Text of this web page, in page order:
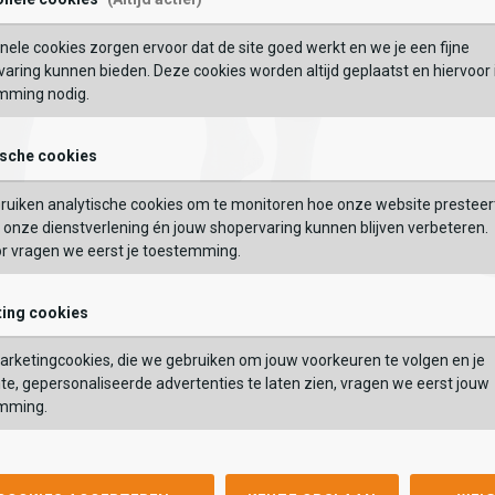
AAN WINKELTAS
op postcode of gebruik jouw locatie om de voorraad in een van onze
te bekijken.
Falke
TK2 Melange
Wishlist
26,99
Wishlist
Sub55
Heren24,99
BEKIJK
Vaak samen gekocht met
cookies zorgen ervoor dat de site goed werkt en we je een fijne
kunnen bieden. Deze cookies worden altijd geplaatst en hiervoor
nodig.
cookies
analytische cookies om te monitoren hoe onze website
dienstverlening én jouw shopervaring kunnen blijven verbeteren.
vragen we eerst je toestemming.
cookies
die we gebruiken om jouw voorkeuren te volgen en je
gepersonaliseerde advertenties te laten zien, vragen we eerst jouw